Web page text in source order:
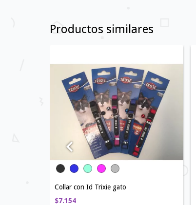
Productos similares
Collar con Id Trixie gato
$7.154